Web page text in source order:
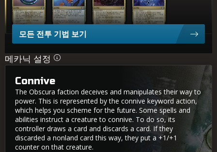
모든 전투 기법 보기
메카닉 설정
Connive
The Obscura faction deceives and manipulates their way to
power. This is represented by the connive keyword action,
which helps you scheme for the future. Some spells and
abilities instruct a creature to connive. To do so, its
controller draws a card and discards a card. If they
discarded a nonland card this way, they put a +1/+1
counter on that creature.